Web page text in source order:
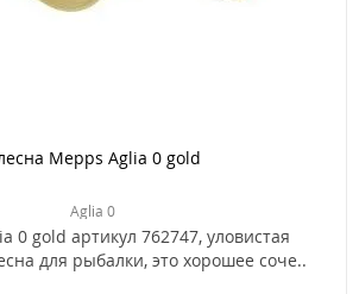
Mepps Aglia 0 gold
Aglia 0
0 gold артикул 762747, уловистая
для рыбалки, это хорошее соче..